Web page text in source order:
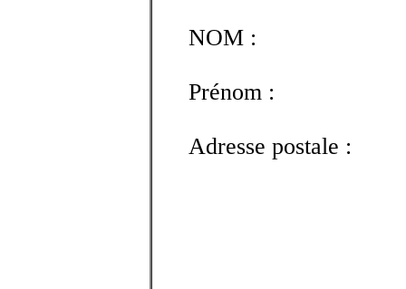
NOM :
Prénom :
Adresse postale :